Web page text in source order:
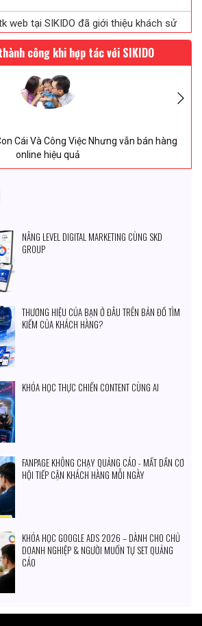
web tại SIKIDO đã giới thiệu khách sử
ký web in ấn sau khi được SIKIDO tư
saloc tóc tại SIKIDO ngày
công khi hợp tác với SIKIDO
Cái Và Công Việc Nhưng vẫn bán hàng
online hiệu quả
NÂNG LEVEL DIGITAL MARKETING CÙNG SKD
GROUP
THƯƠNG HIỆU CỦA BẠN Ở ĐÂU TRÊN BẢN ĐỒ TÌM
KIẾM CỦA KHÁCH HÀNG?
KHÓA HỌC THỰC CHIẾN CONTENT CÙNG AI
FANPAGE KHÔNG CHẠY QUẢNG CÁO - MẤT DẦN CƠ
HỘI TIẾP CẬN KHÁCH HÀNG MỖI NGÀY
KHÓA HỌC GOOGLE ADS 2026 – DÀNH CHO CHỦ
DOANH NGHIỆP & NGƯỜI MUỐN TỰ SET QUẢNG
CÁO